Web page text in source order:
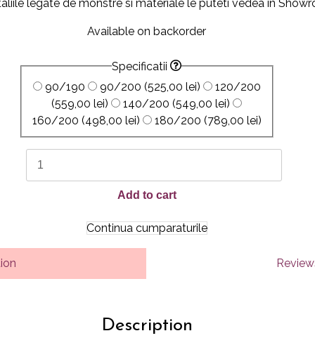
legate de monstre si materiale le puteti vedea in
Available on backorder
Specificatii
90/190
90/200 (525,00 lei)
120/200
(559,00 lei)
140/200(549,00 lei)
160/200 (498,00 lei) 180/200 (789,00 lei)
Add to cart
Continua cumparaturile
Description